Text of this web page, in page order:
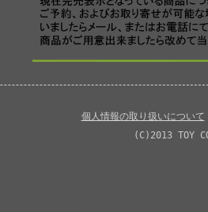
個人情報の取り扱いについて
(C)2013 TOY